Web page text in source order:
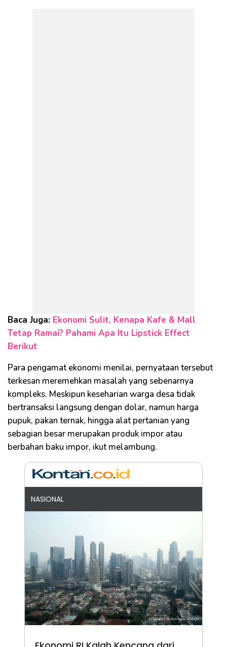
Baca Juga: Ekonomi Sulit, Kenapa Kafe & Mall
Tetap Ramai? Pahami Apa Itu Lipstick Effect
Berikut
Para pengamat ekonomi menilai, pernyataan tersebut
terkesan meremehkan masalah yang sebenarnya
kompleks. Meskipun keseharian warga desa tidak
bertransaksi langsung dengan dolar, namun harga
pupuk, pakan ternak, hingga alat pertanian yang
sebagian besar merupakan produk impor atau
berbahan baku impor, ikut melambung.
NASIONAL